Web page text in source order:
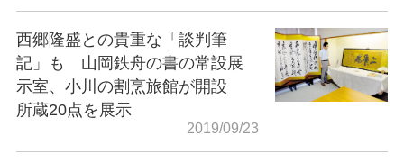
西郷隆盛との貴重な「談判筆
記」も 山岡鉄舟の書の常設展
示室、小川の割烹旅館が開設
所蔵20点を展示
2019/09/23